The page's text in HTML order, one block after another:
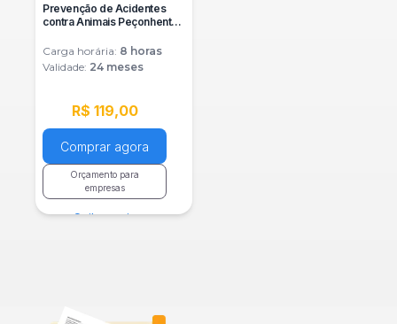
Prevenção de Acidentes
contra Animais Peçonhentos
Carga horária: 8 horas
Validade: 24 meses
R$ 119,00
Comprar agora
Orçamento para
empresas
Saiba mais